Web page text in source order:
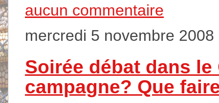
aucun commentaire
mercredi 5 novembre 2008
Soirée débat dans
campagne? Que